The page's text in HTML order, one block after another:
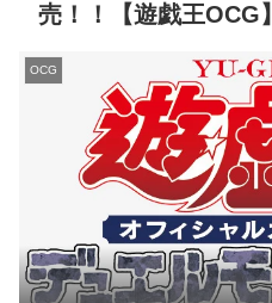
売！！【遊戯王OCG】
OCG